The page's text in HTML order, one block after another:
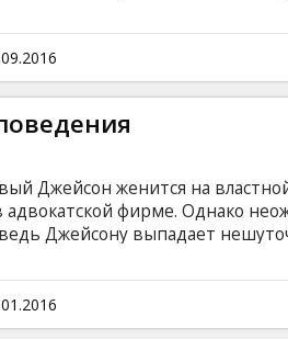
- пока еще не поздно,
на английском языке с
Джейсон женится на
адвокатской фирме. Однако
Джейсону выпадает
вечеринки, драки
поскольку Дик дал себе зарок
языке с субтитрами